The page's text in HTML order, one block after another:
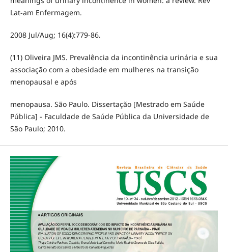
Lat-am Enfermagem.
2008 Jul/Aug; 16(4):779-86.
(11) Oliveira JMS. Prevalência da incontinência urinária e sua
associação com a obesidade em mulheres na transição
menopausal e após
menopausa. São Paulo. Dissertação [Mestrado em Saúde
Pública] - Faculdade de Saúde Pública da Universidade de
São Paulo; 2010.